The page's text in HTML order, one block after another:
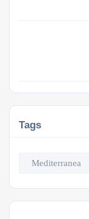
Tags
Mediterranea